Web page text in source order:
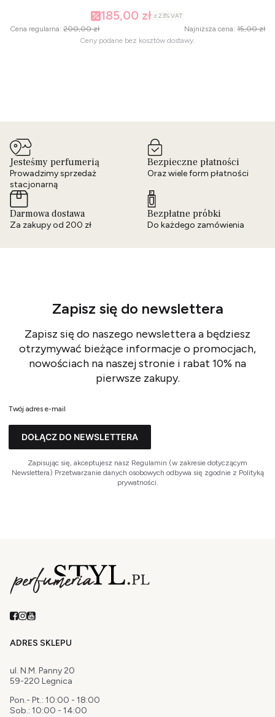
185,00 zł z 23%VAT
Cena regularna: 200,00 zł Najniższa cena: 15,00 zł
Ceny podane bez kosztów dostawy.
Jesteśmy perfumerią
Prowadzimy sprzedaż
stacjonarną
Bezpieczne płatności
Oraz wiele form płatności
Darmowa dostawa
Za zakupy od 200 zł
Bezpłatne próbki
Do każdego zamówienia
Zapisz się do newslettera
Zapisz się do naszego newslettera a będziesz
otrzymywać bieżące informacje o promocjach,
nowościach na naszej stronie i rabat 10% na
pierwsze zakupy.
Twój adres e-mail
DOŁĄCZ DO NEWSLETTERA
Zapisując się, akceptujesz nasz Regulamin (w zakresie dotyczącym
Newslettera) Przetwarzanie danych osobowych odbywa się zgodnie z Polityką
prywatności.
ADRES SKLEPU
ul. N.M. Panny 20
59-220 Legnica
Pon.- Pt.: 10:00 - 18:00
Sob.: 10:00 - 14:00